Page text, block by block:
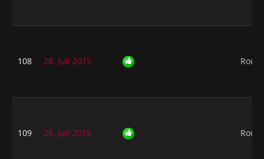
108 28. Juli 2015
109 28. Juli 2015